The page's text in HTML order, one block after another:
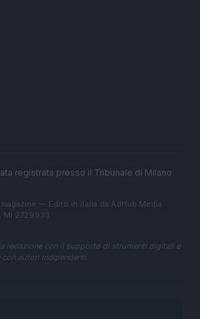
registrata presso il Tribunale di Milano
— Edito in Italia da AdHub Media
MI 2729933
redazione con il supporto di strumenti digitali e
autori indipendenti.